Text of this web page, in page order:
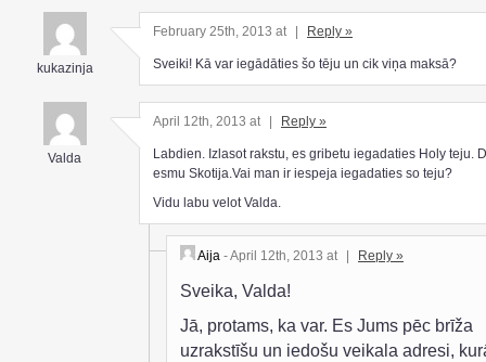
kukazinja
February 25th, 2013 at Reply »
Sveiki! Kā var iegādāties šo tēju un cik viņa maksā?
Valda
April 12th, 2013 at | Reply »
Labdien. Izlasot rakstu, es gribetu iegadaties Holy teju.
esmu Skotija.Vai man ir iespeja iegadaties so teju?
Vidu labu velot Valda.
Aija - April 12th, 2013 at | Reply »
Sveika, Valda!
Jā, protams, ka var. Es Jums pēc brīža
uzrakstīšu un iedošu veikala adresi,